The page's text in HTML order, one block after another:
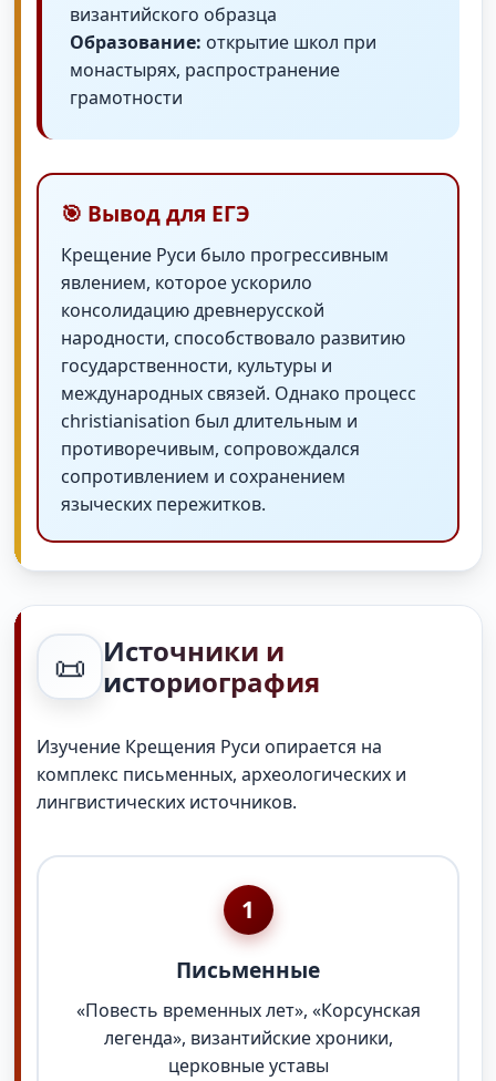
византийского образца
Образование: открытие школ при
монастырях, распространение
грамотности
🎯 Вывод для ЕГЭ
Крещение Руси было прогрессивным
явлением, которое ускорило
консолидацию древнерусской
народности, способствовало развитию
государственности, культуры и
международных связей. Однако процесс
christianisation был длительным и
противоречивым, сопровождался
сопротивлением и сохранением
языческих пережитков.
📜 Источники и
историография
Изучение Крещения Руси опирается на
комплекс письменных, археологических и
лингвистических источников.
1
Письменные
«Повесть временных лет», «Корсунская
легенда», византийские хроники,
церковные уставы